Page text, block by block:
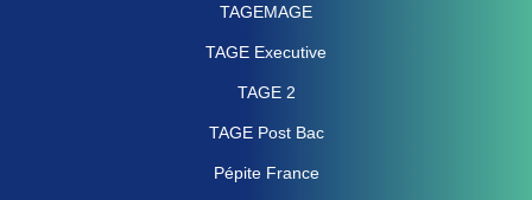
TAGEMAGE
TAGE Executive
TAGE 2
TAGE Post Bac
Pépite France